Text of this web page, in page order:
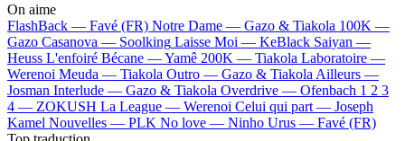
On aime
FlashBack — Favé (FR) Notre Dame — Gazo & Tiakola 100K —
Gazo Casanova — Soolking Laisse Moi — KeBlack Saiyan —
Heuss L'enfoiré Bécane —Yamê 200K — Tiakola Laboratoire —
Werenoi Meuda — Tiakola Outro — Gazo & Tiakola Ailleurs —
Josman Interlude — Gazo & Tiakola Overdrive — Ofenbach 1 2 3
4 — ZOKUSH La League — Werenoi Celui qui part — Joseph
Kamel Nouvelles — PLK No love — Ninho Urus — Favé (FR)